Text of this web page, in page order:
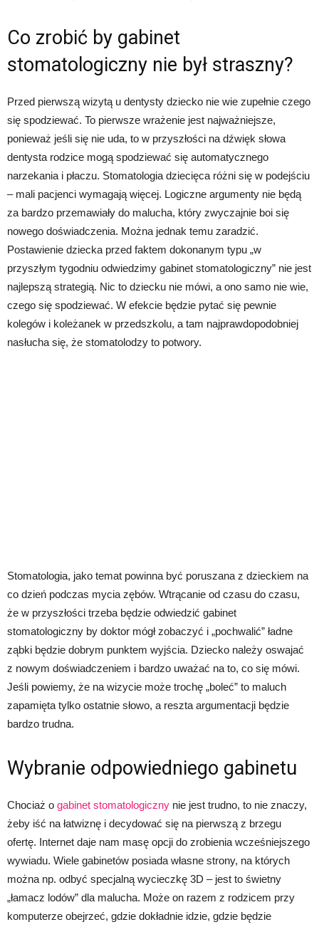
Co zrobić by gabinet
stomatologiczny nie był straszny?
Przed pierwszą wizytą u dentysty dziecko nie wie zupełnie czego
się spodziewać. To pierwsze wrażenie jest najważniejsze,
ponieważ jeśli się nie uda, to w przyszłości na dźwięk słowa
dentysta rodzice mogą spodziewać się automatycznego
narzekania i płaczu. Stomatologia dziecięca różni się w podejściu
– mali pacjenci wymagają więcej. Logiczne argumenty nie będą
za bardzo przemawiały do malucha, który zwyczajnie boi się
nowego doświadczenia. Można jednak temu zaradzić.
Postawienie dziecka przed faktem dokonanym typu „w
przyszłym tygodniu odwiedzimy gabinet stomatologiczny” nie jest
najlepszą strategią. Nic to dziecku nie mówi, a ono samo nie wie,
czego się spodziewać. W efekcie będzie pytać się pewnie
kolegów i koleżanek w przedszkolu, a tam najprawdopodobniej
nasłucha się, że stomatolodzy to potwory.
Stomatologia, jako temat powinna być poruszana z dzieckiem na
co dzień podczas mycia zębów. Wtrącanie od czasu do czasu,
że w przyszłości trzeba będzie odwiedzić gabinet
stomatologiczny by doktor mógł zobaczyć i „pochwalić” ładne
ząbki będzie dobrym punktem wyjścia. Dziecko należy oswajać
z nowym doświadczeniem i bardzo uważać na to, co się mówi.
Jeśli powiemy, że na wizycie może trochę „boleć” to maluch
zapamięta tylko ostatnie słowo, a reszta argumentacji będzie
bardzo trudna.
Wybranie odpowiedniego gabinetu
Chociaż o gabinet stomatologiczny nie jest trudno, to nie znaczy,
żeby iść na łatwiznę i decydować się na pierwszą z brzegu
ofertę. Internet daje nam masę opcji do zrobienia wcześniejszego
wywiadu. Wiele gabinetów posiada własne strony, na których
można np. odbyć specjalną wycieczkę 3D – jest to świetny
„łamacz lodów” dla malucha. Może on razem z rodzicem przy
komputerze obejrzeć, gdzie dokładnie idzie, gdzie będzie